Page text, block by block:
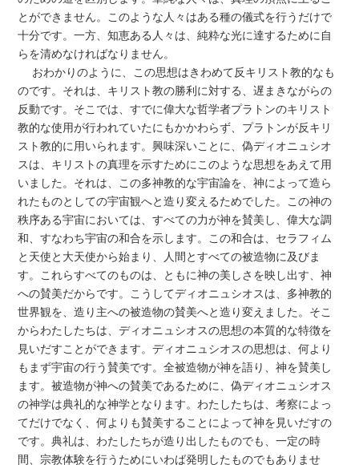
とができません。このような人々はある種の儀式を行うだけで
十分です。一方、知恵ある人々は、純粋な光に達するために自
らを清めなければなりません。
おわかりのように、この思想はきわめて反キリスト教的なも
のです。それは、キリスト教の勝利に対する、遅まきながらの
反動です。そこでは、すでに偉大な哲学者プラトンのキリスト
教的な使用が行われていたにもかかわらず、プラトンが反キリ
スト教的に用いられます。興味深いことに、偽ディオニュシオ
スは、キリストの真理を示すためにこのような思想をあえて用
いました。それは、この多神教的な宇宙論を、神によって造ら
れたものとしての宇宙観へと造り変えるためでした。この神の
秩序ある宇宙においては、すべての力が神を賛美し、偉大な調
和、すなわち宇宙の和合を示します。この和合は、セラフィム
と天使と大天使から始まり、人間とすべての被造物に及びま
す。これらすべてのものは、ともに神の美しさを映し出す、神
への賛美だからです。こうしてディオニュシオスは、多神教的
世界観を、造り主への被造物の賛美へと造り変えました。そこ
からわたしたちは、ディオニュシオスの思想の本質的な特徴を
見いだすことができます。ディオニュシオスの思想は、何より
もまず宇宙の行う賛美です。全被造物が神を語り、神を賛美し
ます。被造物が神への賛美であるために、偽ディオニュシオス
の神学は典礼的な神学となります。わたしたちは、考察によっ
てだけでなく、何よりも賛美することによって神を見いだすの
です。典礼は、わたしたちが造り出したものでも、一定の時
間、宗教体験を行うためにいわば発明したものでもありませ